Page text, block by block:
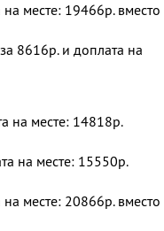
месте: 19466р. вместо
8616р. и доплата на
на месте: 14818р.
на месте: 15550р.
месте: 20866р. вместо